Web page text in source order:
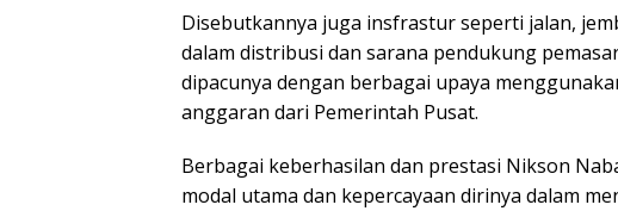
Disebutkannya juga insfrastur seperti jalan,
dalam distribusi dan sarana pendukung
dipacunya dengan berbagai upaya
anggaran dari Pemerintah Pusat.
Berbagai keberhasilan dan prestasi Nikson
modal utama dan kepercayaan dirinya dalam